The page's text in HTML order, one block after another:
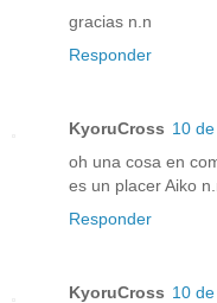
gracias n.n
Responder
KyoruCross 10
oh una cosa en
es un placer Aiko
Responder
KyoruCross 10